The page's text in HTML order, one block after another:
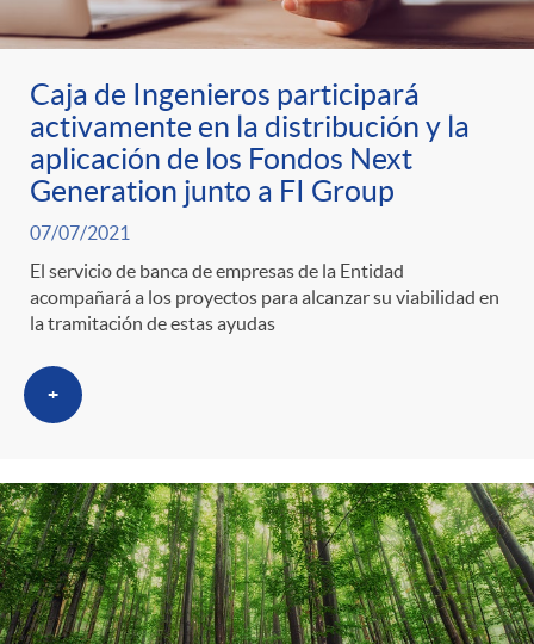
Caja de Ingenieros participará
activamente en la distribución y la
aplicación de los Fondos Next
Generation junto a FI Group
07/07/2021
El servicio de banca de empresas de la Entidad
acompañará a los proyectos para alcanzar su viabilidad en
la tramitación de estas ayudas
+